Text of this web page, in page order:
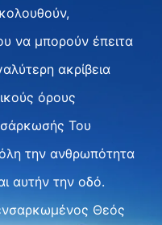
να μπορούν έπειτα
ακρίβεια
όρους
Του
όλη την ανθρωπότητα
αυτήν την οδό.
Θεός